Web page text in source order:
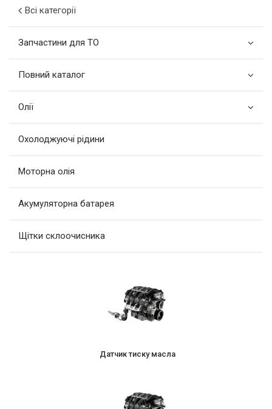
Всі категорії
Запчастини для ТО
Повний каталог
Олії
Охолоджуючі рідини
Моторна олія
Акумуляторна батарея
Щітки склоочисника
Датчик тиску масла